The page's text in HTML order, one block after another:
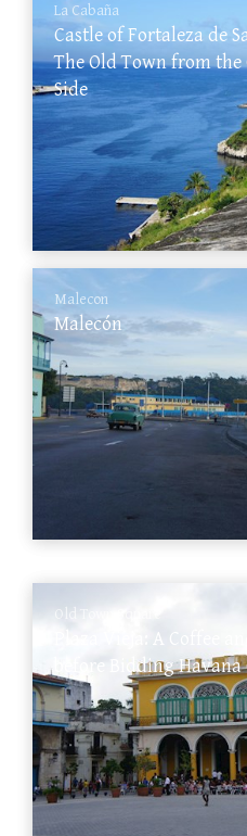
La Cabaña
Castle of Fortaleza de
The Old Town from the
Side
Malecon
Malecón
Old Town Square
Plaza Vieja: A Coffee
before Bidding Havana